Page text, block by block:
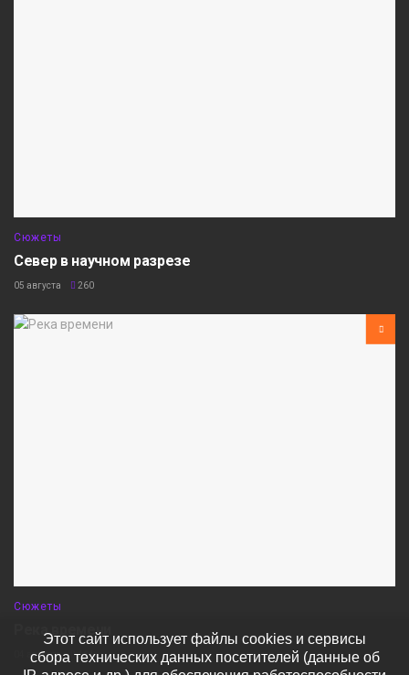
Сюжеты
Север в научном разрезе
05 августа 260
Сюжеты
Река времени
04 августа 464
Этот сайт использует файлы cookies и сервисы
сбора технических данных посетителей (данные об